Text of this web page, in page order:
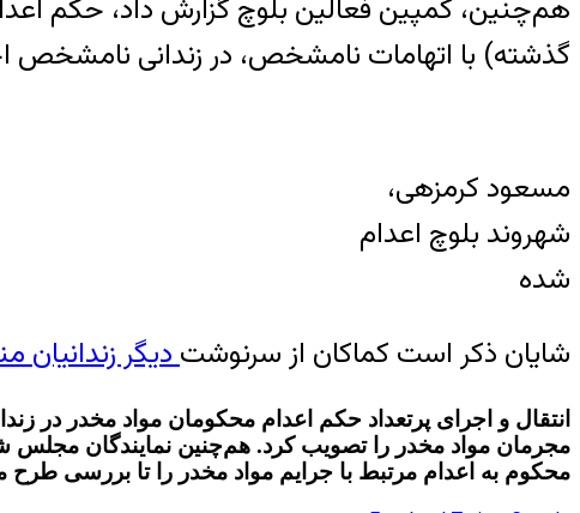
گذشته) با اتهامات نامشخص، در زندانی نامشخص
مسعود کرمزهی،
شهروند بلوچ اعدام
شده
شایان ذکر است کماکان از سرنوشتدیگر زندانیان
انتقال و اجرای پرتعداد حکم اعدام محکومان مواد مخدر
محکوم به اعدام مرتبط با جرایم مواد مخدر را تا بررسی طرح